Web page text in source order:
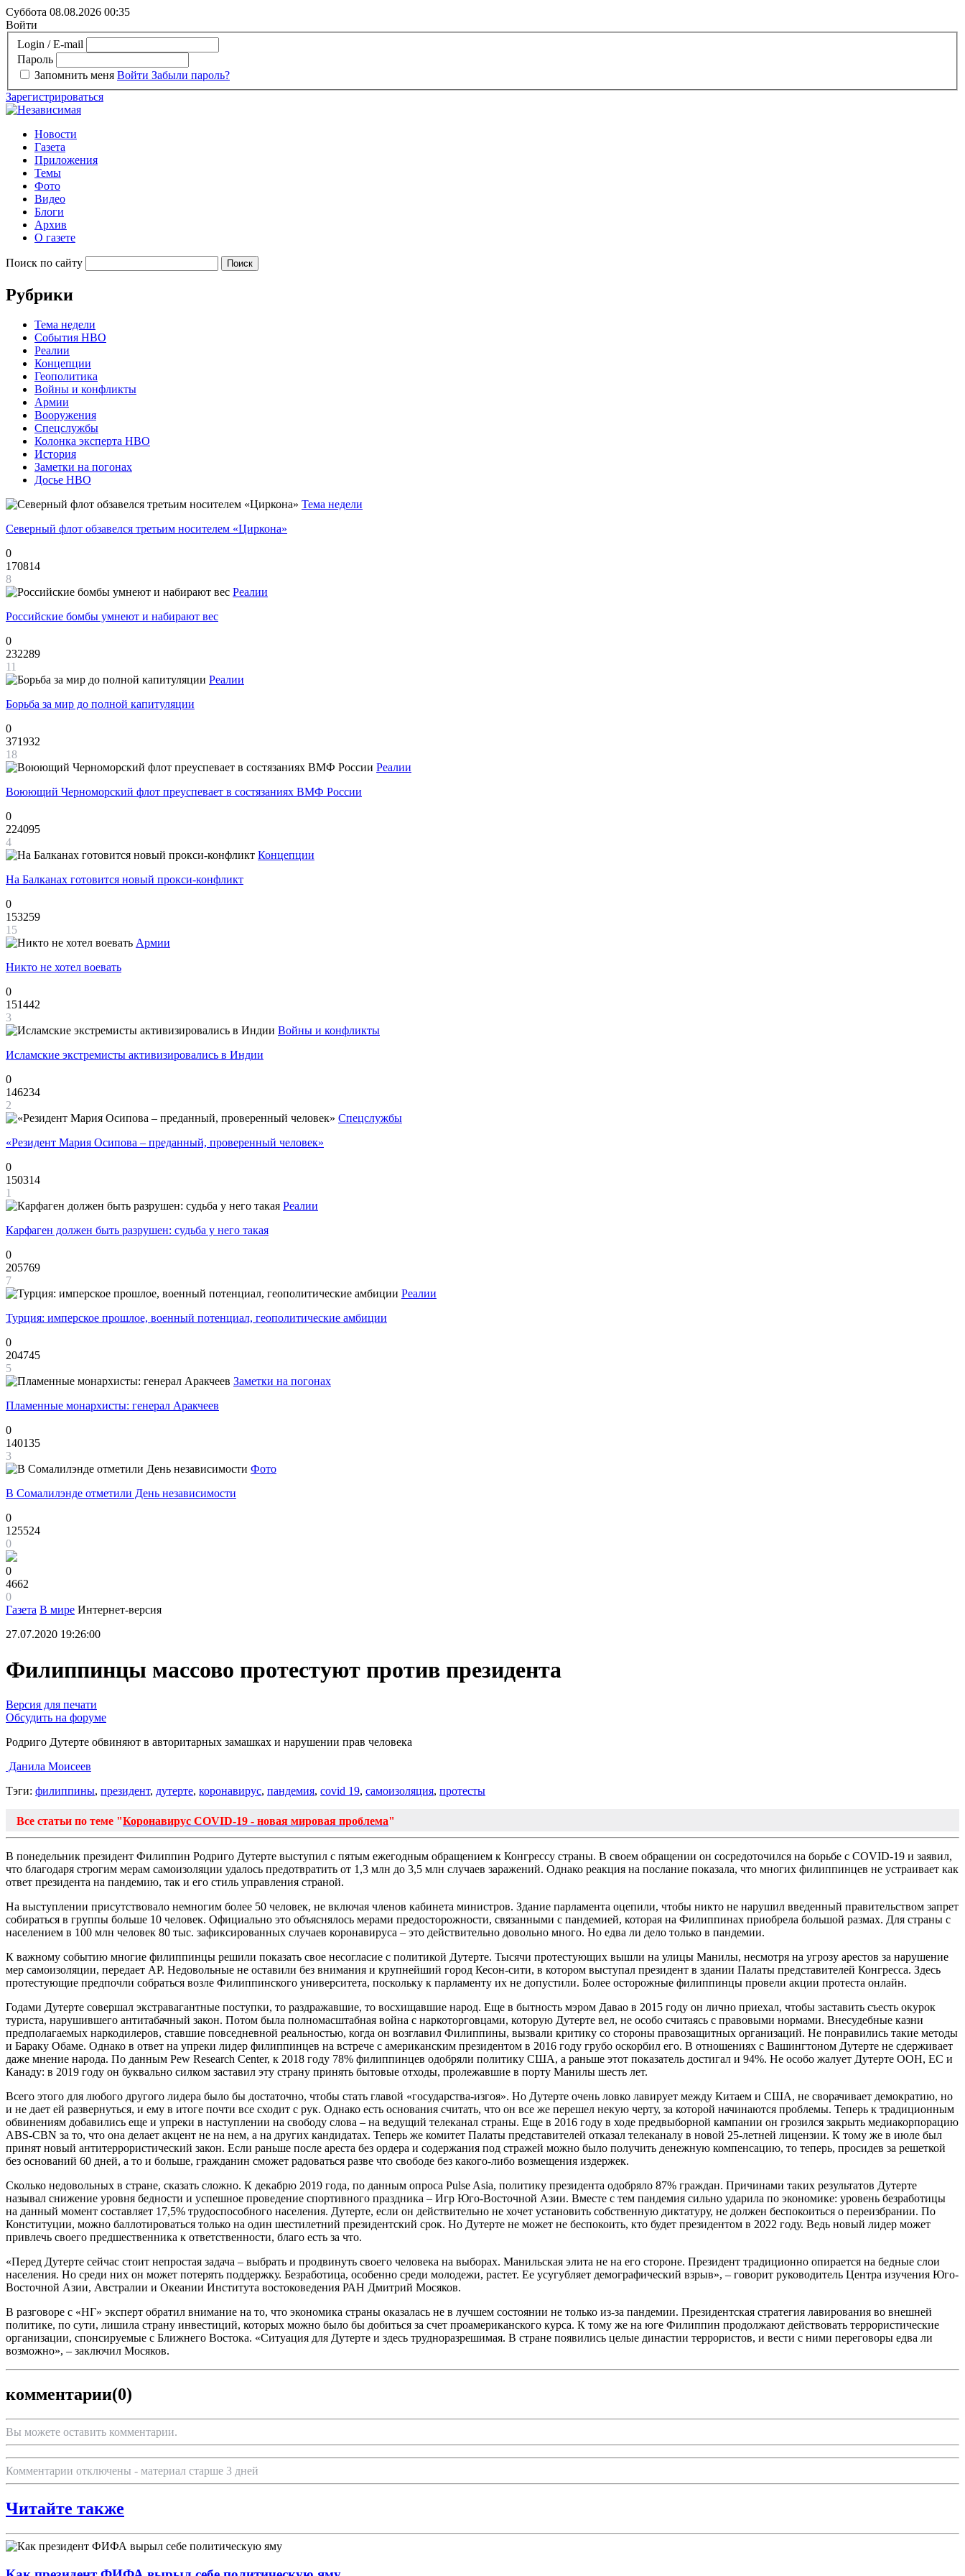
Суббота 08.08.2026 00:35
Войти
Login / E-mail
Пароль
Запомнить меня Войти Забыли пароль?
Зарегистрироваться
Новости
Газета
Приложения
Темы
Фото
Видео
Блоги
Архив
О газете
Поиск по сайту
Рубрики
Тема недели
События НВО
Реалии
Концепции
Геополитика
Войны и конфликты
Армии
Вооружения
Спецслужбы
Колонка эксперта НВО
История
Заметки на погонах
Досье НВО
Тема недели
Северный флот обзавелся третьим носителем «Циркона»
0
170814
8
Реалии
Российские бомбы умнеют и набирают вес
0
232289
11
Реалии
Борьба за мир до полной капитуляции
0
371932
18
Реалии
Воюющий Черноморский флот преуспевает в состязаниях ВМФ России
0
224095
4
Концепции
На Балканах готовится новый прокси-конфликт
0
153259
15
Армии
Никто не хотел воевать
0
151442
3
Войны и конфликты
Исламские экстремисты активизировались в Индии
0
146234
2
Спецслужбы
«Резидент Мария Осипова – преданный, проверенный человек»
0
150314
1
Реалии
Карфаген должен быть разрушен: судьба у него такая
0
205769
7
Реалии
Турция: имперское прошлое, военный потенциал, геополитические амбиции
0
204745
5
Заметки на погонах
Пламенные монархисты: генерал Аракчеев
0
140135
3
Фото
В Сомалилэнде отметили День независимости
0
125524
0
0
4662
0
Газета В мире Интернет-версия
27.07.2020 19:26:00
Филиппинцы массово протестуют против президента
Версия для печати
Обсудить на форуме
Родриго Дутерте обвиняют в авторитарных замашках и нарушении прав человека
Данила Моисеев
Тэги: филиппины, президент, дутерте, коронавирус, пандемия, covid 19, самоизоляция, протесты
Все статьи по теме "Коронавирус COVID-19 - новая мировая проблема"
В понедельник президент Филиппин Родриго Дутерте выступил с пятым ежегодным обращением к Конгрессу страны. В своем обращении он сосредоточился на борьбе с COVID-19 и заявил,
что благодаря строгим мерам самоизоляции удалось предотвратить от 1,3 млн до 3,5 млн случаев заражений. Однако реакция на послание показала, что многих филиппинцев не устраивает как
ответ президента на пандемию, так и его стиль управления страной.
На выступлении присутствовало немногим более 50 человек, не включая членов кабинета министров. Здание парламента оцепили, чтобы никто не нарушил введенный правительством запрет
собираться в группы больше 10 человек. Официально это объяснялось мерами предосторожности, связанными с пандемией, которая на Филиппинах приобрела большой размах. Для страны с
населением в 100 млн человек 80 тыс. зафиксированных случаев коронавируса – это действительно довольно много. Но едва ли дело только в пандемии.
К важному событию многие филиппинцы решили показать свое несогласие с политикой Дутерте. Тысячи протестующих вышли на улицы Манилы, несмотря на угрозу арестов за нарушение
мер самоизоляции, передает AP. Недовольные не оставили без внимания и крупнейший город Кесон-сити, в котором выступал президент в здании Палаты представителей Конгресса. Здесь
протестующие предпочли собраться возле Филиппинского университета, поскольку к парламенту их не допустили. Более осторожные филиппинцы провели акции протеста онлайн.
Годами Дутерте совершал экстравагантные поступки, то раздражавшие, то восхищавшие народ. Еще в бытность мэром Давао в 2015 году он лично приехал, чтобы заставить съесть окурок
туриста, нарушившего антитабачный закон. Потом была полномасштабная война с наркоторговцами, которую Дутерте вел, не особо считаясь с правовыми нормами. Внесудебные казни
предполагаемых наркодилеров, ставшие повседневной реальностью, когда он возглавил Филиппины, вызвали критику со стороны правозащитных организаций. Не понравились такие методы
и Бараку Обаме. Однако в ответ на упреки лидер филиппинцев на встрече с американским президентом в 2016 году грубо оскорбил его. В отношениях с Вашингтоном Дутерте не сдерживает
даже мнение народа. По данным Pew Research Center, к 2018 году 78% филиппинцев одобряли политику США, а раньше этот показатель достигал и 94%. Не особо жалует Дутерте ООН, ЕС и
Канаду: в 2019 году он буквально силком заставил эту страну принять бытовые отходы, пролежавшие в порту Манилы шесть лет.
Всего этого для любого другого лидера было бы достаточно, чтобы стать главой «государства-изгоя». Но Дутерте очень ловко лавирует между Китаем и США, не сворачивает демократию, но
и не дает ей развернуться, и ему в итоге почти все сходит с рук. Однако есть основания считать, что он все же перешел некую черту, за которой начинаются проблемы. Теперь к традиционным
обвинениям добавились еще и упреки в наступлении на свободу слова – на ведущий телеканал страны. Еще в 2016 году в ходе предвыборной кампании он грозился закрыть медиакорпорацию
ABS-CBN за то, что она делает акцент не на нем, а на других кандидатах. Теперь же комитет Палаты представителей отказал телеканалу в новой 25-летней лицензии. К тому же в июле был
принят новый антитеррористический закон. Если раньше после ареста без ордера и содержания под стражей можно было получить денежную компенсацию, то теперь, просидев за решеткой
без оснований 60 дней, а то и больше, гражданин сможет радоваться разве что свободе без какого-либо возмещения издержек.
Сколько недовольных в стране, сказать сложно. К декабрю 2019 года, по данным опроса Pulse Asia, политику президента одобряло 87% граждан. Причинами таких результатов Дутерте
называл снижение уровня бедности и успешное проведение спортивного праздника – Игр Юго-Восточной Азии. Вместе с тем пандемия сильно ударила по экономике: уровень безработицы
на данный момент составляет 17,5% трудоспособного населения. Дутерте, если он действительно не хочет установить собственную диктатуру, не должен беспокоиться о переизбрании. По
Конституции, можно баллотироваться только на один шестилетний президентский срок. Но Дутерте не может не беспокоить, кто будет президентом в 2022 году. Ведь новый лидер может
привлечь своего предшественника к ответственности, благо есть за что.
«Перед Дутерте сейчас стоит непростая задача – выбрать и продвинуть своего человека на выборах. Манильская элита не на его стороне. Президент традиционно опирается на бедные слои
населения. Но среди них он может потерять поддержку. Безработица, особенно среди молодежи, растет. Ее усугубляет демографический взрыв», – говорит руководитель Центра изучения Юго-
Восточной Азии, Австралии и Океании Института востоковедения РАН Дмитрий Мосяков.
В разговоре с «НГ» эксперт обратил внимание на то, что экономика страны оказалась не в лучшем состоянии не только из-за пандемии. Президентская стратегия лавирования во внешней
политике, по сути, лишила страну инвестиций, которых можно было бы добиться за счет проамериканского курса. К тому же на юге Филиппин продолжают действовать террористические
организации, спонсируемые с Ближнего Востока. «Ситуация для Дутерте и здесь трудноразрешимая. В стране появились целые династии террористов, и вести с ними переговоры едва ли
возможно», – заключил Мосяков.
комментарии(0)
Вы можете оставить комментарии.
Комментарии отключены - материал старше 3 дней
Читайте также